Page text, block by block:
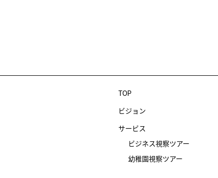
TOP
ビジョン
サービス
ビジネス視察ツアー
幼稚園視察ツアー